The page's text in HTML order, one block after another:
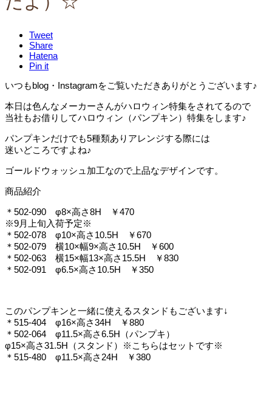
Tweet
Share
Hatena
Pin it
いつもblog・Instagramをご覧いただきありがとうございます♪
本日は色んなメーカーさんがハロウィン特集をされてるので
当社もお借りしてハロウィン（パンプキン）特集をします♪
パンプキンだけでも5種類ありアレンジする際には
迷いどころですよね♪
ゴールドウォッシュ加工なので上品なデザインです。
商品紹介
＊502-090 φ8×高さ8H ￥470
※9月上旬入荷予定※
＊502-078 φ10×高さ10.5H ￥670
＊502-079 横10×幅9×高さ10.5H ￥600
＊502-063 横15×幅13×高さ15.5H ￥830
＊502‐091 φ6.5×高さ10.5H ￥350
このパンプキンと一緒に使えるスタンドもございます↓
＊515-404 φ16×高さ34H ￥880
＊502-064 φ11.5×高さ6.5H（パンプキ）
φ15×高さ31.5H（スタンド）※こちらはセットです※
＊515-480 φ11.5×高さ24H ￥380